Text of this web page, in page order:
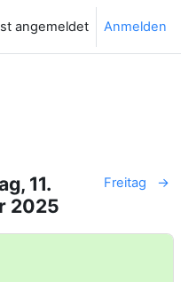
angemeldet Anmelden
11.
2025
Freitag →